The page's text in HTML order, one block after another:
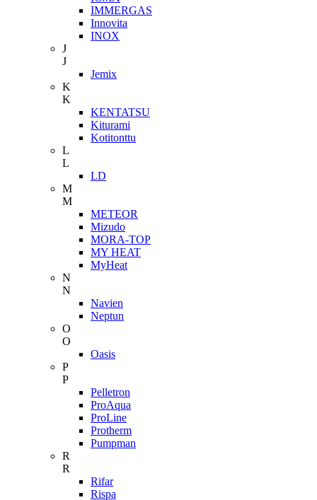
IMMERGAS
Innovita
INOX
J
J
Jemix
K
K
KENTATSU
Kiturami
Kotitonttu
L
L
LD
M
M
METEOR
Mizudo
MORA-TOP
MY HEAT
MyHeat
N
N
Navien
Neptun
O
O
Oasis
P
P
Pelletron
ProAqua
ProLine
Protherm
Pumpman
R
R
Rifar
Rispa